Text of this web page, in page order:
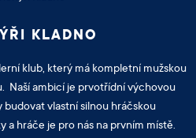
KLADNO
klub, který má kompletní mužskou
Naší ambicí je prvotřídní výchovou
budovat vlastní silnou hráčskou
a hráče je pro nás na prvním místě.